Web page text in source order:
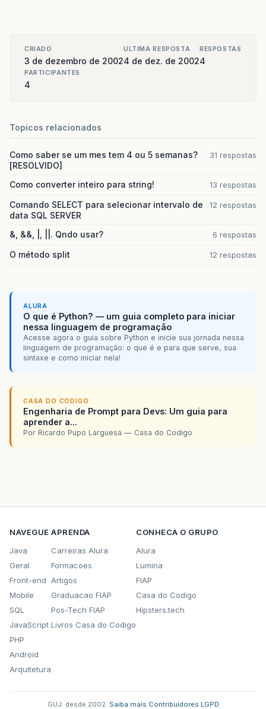
CRIADO
3 de dezembro de 2002
ULTIMA RESPOSTA
4 de dez. de 2002
RESPOSTAS
4
PARTICIPANTES
4
Topicos relacionados
Como saber se um mes tem 4 ou 5 semanas?
[RESOLVIDO]
31 respostas
Como converter inteiro para string! 13 respostas
Comando SELECT para selecionar intervalo de
data SQL SERVER
12 respostas
&, &&, |, ||. Qndo usar? 6 respostas
O método split 12 respostas
ALURA
O que é Python? — um guia completo para iniciar
nessa linguagem de programação
Acesse agora o guia sobre Python e inicie sua jornada nessa
linguagem de programação: o que é e para que serve, sua
sintaxe e como iniciar nela!
CASA DO CODIGO
Engenharia de Prompt para Devs: Um guia para
aprender a...
Por Ricardo Pupo Larguesa — Casa do Codigo
NAVEGUE
Java
Geral
Front-end
Mobile
SQL
JavaScript
PHP
Android
Arquitetura
APRENDA
Carreiras Alura
Formacoes
Artigos
Graduacao FIAP
Pos-Tech FIAP
Livros Casa do Codigo
CONHECA O GRUPO
Alura
Lumina
FIAP
Casa do Codigo
Hipsters.tech
GUJ: desde 2002. Saiba mais Contribuidores LGPD